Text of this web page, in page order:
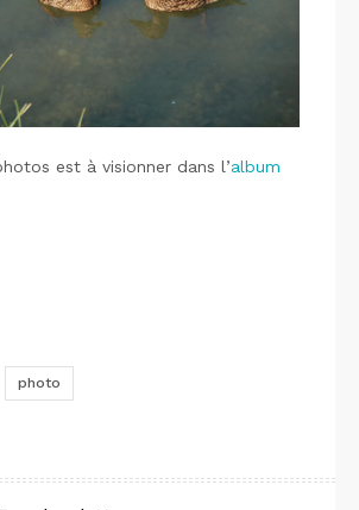
est à visionner dans l’album
photo